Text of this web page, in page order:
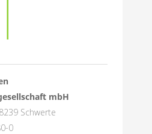
mbH
Schwerte
0